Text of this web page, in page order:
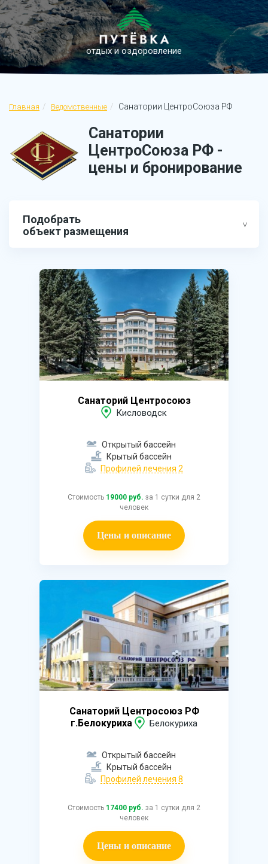
отдых и оздоровление
Главная Ведомственные Cанатории ЦентроСоюза РФ
Cанатории
ЦентроСоюза РФ -
цены и бронирование
Подобрать
объект размещения
Санаторий Центросоюз
Кисловодск
Открытый бассейн
Крытый бассейн
Профилей лечения 2
Стоимость 19000 руб. за 1 сутки для 2
человек
Цены и описание
Санаторий Центросоюз РФ
г.Белокуриха
Белокуриха
Открытый бассейн
Крытый бассейн
Профилей лечения 8
Стоимость 17400 руб. за 1 сутки для 2
человек
Цены и описание